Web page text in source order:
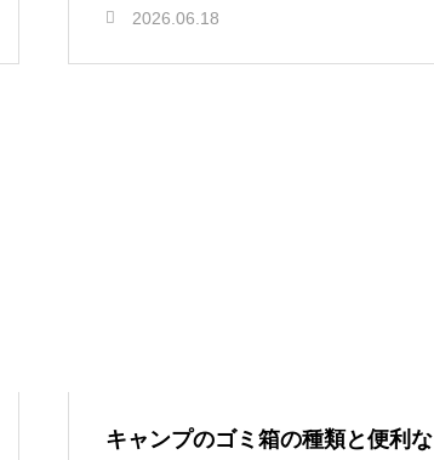
2026.06.18
キャンプのゴミ箱の種類と便利な